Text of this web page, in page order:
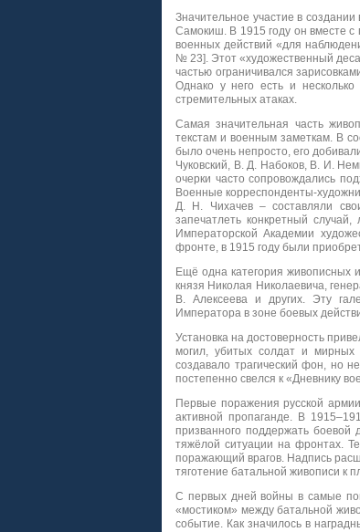
Значительное участие в
Самокиш. В 1915 году он вместе с
военных действий «для
№ 23]. Этот «художественный
частью ограничивался
Однако у него есть и
стремительных атаках.
Самая значительная часть
текстам и военным заметкам. В
было очень непросто, его
Чуковский, В. Д. Набоков, В. И.
очерки часто сопровождались
Военные корреспонденты-
Д. Н. Чихачев – составляли
запечатлеть конкретный
Императорской Академии
фронте, в 1915 году были
Ещё одна категория живописных
князя Николая Николаевича,
В. Алексеева и других. Эту
Императора в зоне боевых
Установка на достоверность
могил, убитых солдат и
создавало трагический фон, но
постепенно свелся к «Дневнику
Первые поражения русской
активной пропаганде. В
призванного поддержать
тяжёлой ситуации на фронтах.
поражающий врагов. Надпись
тяготение батальной живописи к
С первых дней войны в самые
«мостиком» между батальной
событие. Как значилось в